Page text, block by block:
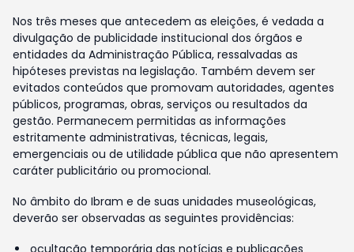
Nos três meses que antecedem as eleições, é vedada a
divulgação de publicidade institucional dos órgãos e
entidades da Administração Pública, ressalvadas as
hipóteses previstas na legislação. Também devem ser
evitados conteúdos que promovam autoridades, agentes
públicos, programas, obras, serviços ou resultados da
gestão. Permanecem permitidas as informações
estritamente administrativas, técnicas, legais,
emergenciais ou de utilidade pública que não apresentem
caráter publicitário ou promocional.
No âmbito do Ibram e de suas unidades museológicas,
deverão ser observadas as seguintes providências: